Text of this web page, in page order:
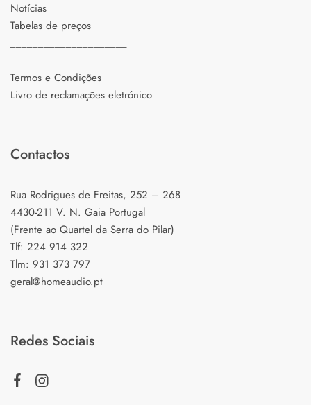
Notícias
Tabelas de preços
Termos e Condições
Livro de reclamações eletrónico
Contactos
Rua Rodrigues de Freitas, 252 – 268
4430-211 V. N. Gaia Portugal
(Frente ao Quartel da Serra do Pilar)
Tlf: 224 914 322
Tlm: 931 373 797
geral@homeaudio.pt
Redes Sociais